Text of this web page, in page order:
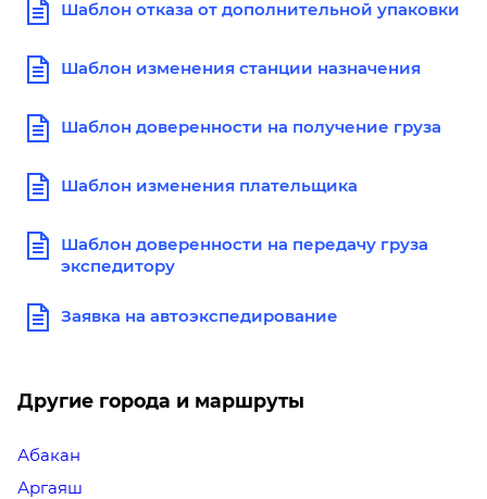
Шаблон отказа от дополнительной упаковки
Шаблон изменения станции назначения
Шаблон доверенности на получение груза
Шаблон изменения плательщика
Шаблон доверенности на передачу груза
экспедитору
Заявка на автоэкспедирование
Другие города и маршруты
Абакан
Аргаяш